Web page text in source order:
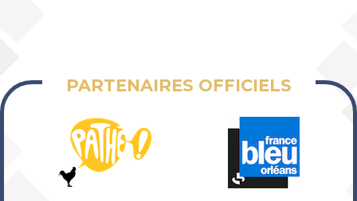
PARTENAIRES OFFICIELS